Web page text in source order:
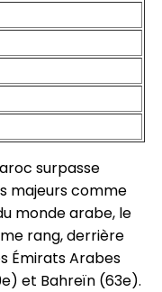
surpasse
majeurs comme
monde arabe, le
rang, derrière
Émirats Arabes
et Bahreïn (63e).